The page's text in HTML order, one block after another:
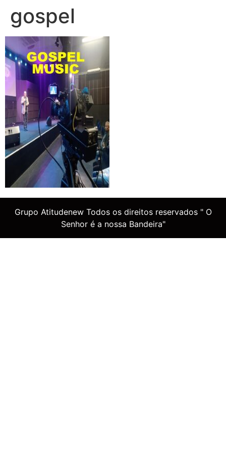
gospel
Grupo Atitudenew Todos os direitos reservados " O
Senhor é a nossa Bandeira"